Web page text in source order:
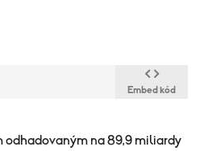
Embed kód
odhadovaným na 89,9 miliardy